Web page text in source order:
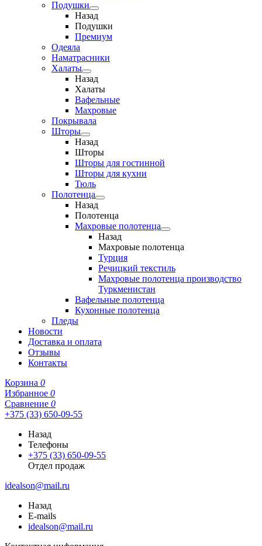
Подушки
Назад
Подушки
Премиум
Одеяла
Наматрасники
Халаты
Назад
Халаты
Вафельные
Махровые
Покрывала
Шторы
Назад
Шторы
Шторы для гостинной
Шторы для кухни
Тюль
Полотенца
Назад
Полотенца
Махровые полотенца
Назад
Махровые полотенца
Турция
Речицкий текстиль
Махровые полотенца производство
Туркменистан
Вафельные полотенца
Кухонные полотенца
Пледы
Новости
Доставка и оплата
Отзывы
Контакты
Корзина 0
Избранное 0
Сравнение 0
+375 (33) 650-09-55
Назад
Телефоны
+375 (33) 650-09-55
Отдел продаж
idealson@mail.ru
Назад
E-mails
idealson@mail.ru